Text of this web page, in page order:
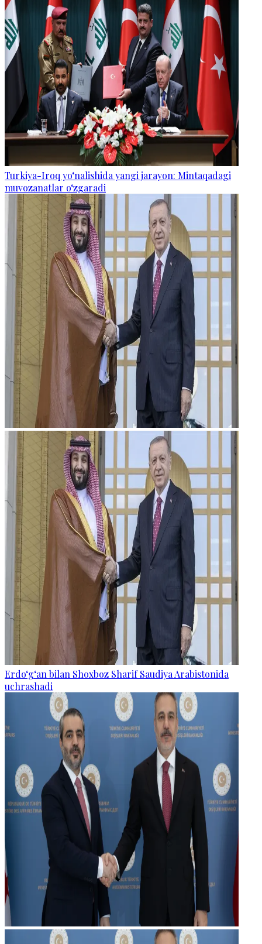
Turkiya-Iroq yo‘nalishida yangi jarayon: Mintaqadagi
muvozanatlar o‘zgaradi
Erdo‘g‘an bilan Shoxboz Sharif Saudiya Arabistonida
uchrashadi